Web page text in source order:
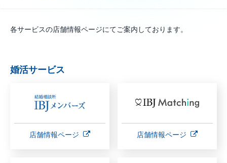
各サービスの店舗情報ページにてご案内しております。
婚活サービス
店舗情報ページ 店舗情報ページ